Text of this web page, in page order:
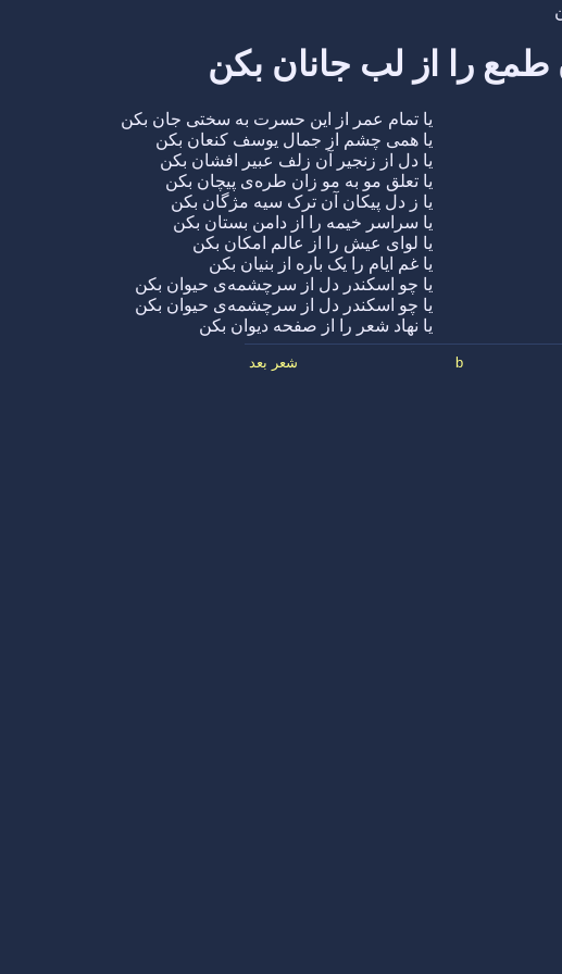
طمع را از لب جانان بکن
یا تمام عمر از این حسرت به سختی جان بکن
یا همی چشم از جمال یوسف کنعان بکن
یا دل از زنجیر آن زلف عبیر افشان بکن
یا تعلق مو به مو زان طره‌ی پیچان بکن
یا ز دل پیکان آن ترک سیه مژگان بکن
یا سراسر خیمه را از دامن بستان بکن
یا لوای عیش را از عالم امکان بکن
یا غم ایام را یک باره از بنیان بکن
یا چو اسکندر دل از سرچشمه‌ی حیوان بکن
یا چو اسکندر دل از سرچشمه‌ی حیوان بکن
یا نهاد شعر را از صفحه دیوان بکن
b شعر بعد